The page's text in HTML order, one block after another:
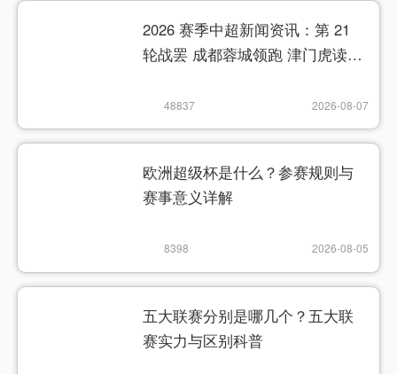
2026 赛季中超新闻资讯：第 21
轮战罢 成都蓉城领跑 津门虎读秒
48837 2026-08-07
欧洲超级杯是什么？参赛规则与
赛事意义详解
8398 2026-08-05
五大联赛分别是哪几个？五大联
赛实力与区别科普